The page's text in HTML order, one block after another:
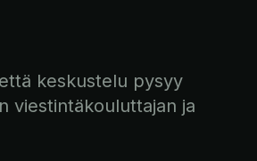
keskustelu pysyy
viestintäkouluttajan ja